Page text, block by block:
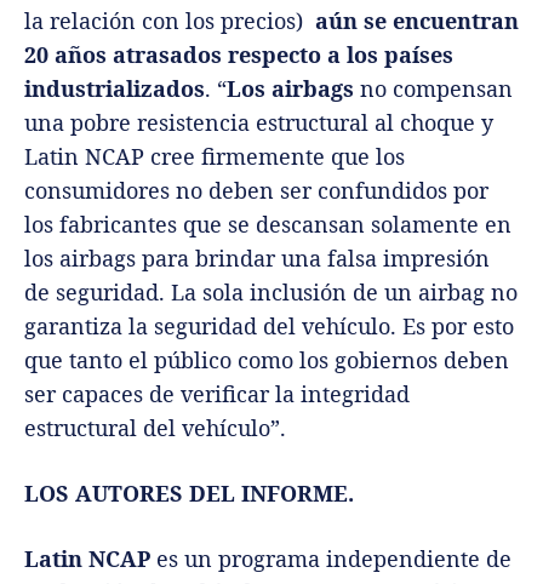
la relación con los precios) aún se encuentran
20 años atrasados respecto a los países
industrializados. “Los airbags no compensan
una pobre resistencia estructural al choque y
Latin NCAP cree firmemente que los
consumidores no deben ser confundidos por
los fabricantes que se descansan solamente en
los airbags para brindar una falsa impresión
de seguridad. La sola inclusión de un airbag no
garantiza la seguridad del vehículo. Es por esto
que tanto el público como los gobiernos deben
ser capaces de verificar la integridad
estructural del vehículo”.
LOS AUTORES DEL INFORME.
Latin NCAP es un programa independiente de